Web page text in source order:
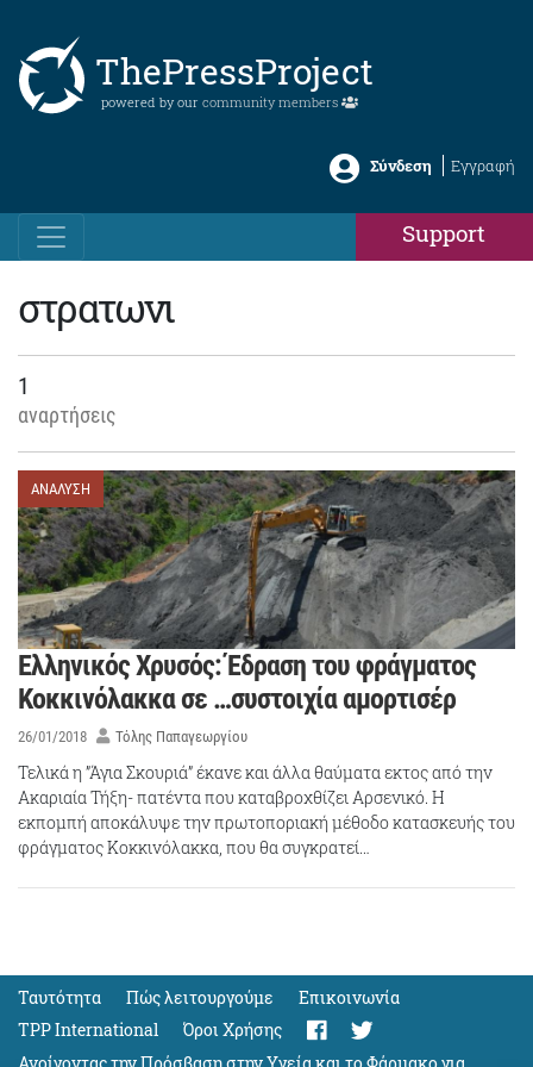
ThePressProject
powered by our community members
Σύνδεση Εγγραφή
Support
στρατωνι
1
αναρτήσεις
ΑΝΑΛΥΣΗ
Ελληνικός Χρυσός: Έδραση του φράγματος
Κοκκινόλακκα σε …συστοιχία αμορτισέρ
26/01/2018 Τόλης Παπαγεωργίου
Τελικά η ”Άγια Σκουριά” έκανε και άλλα θαύματα εκτος από την
Ακαριαία Τήξη- πατέντα που καταβροχθίζει Αρσενικό. Η
εκπομπή αποκάλυψε την πρωτοποριακή μέθοδο κατασκευής του
φράγματος Κοκκινόλακκα, που θα συγκρατεί…
Ταυτότητα Πώς λειτουργούμε
Eπικοινωνία
TPP International
Όροι Χρήσης